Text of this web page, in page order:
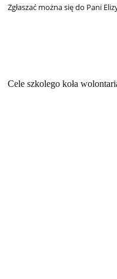
Zgłaszać można się do Pani
Cele szkolego koła